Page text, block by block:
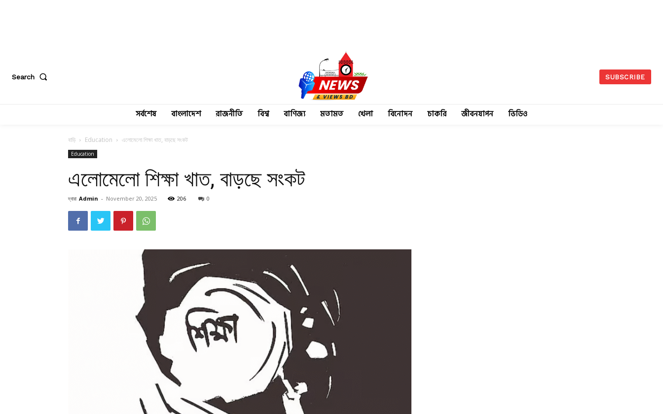
Search SUBSCRIBE
সর্বশেষ বাংলাদেশ রাজনীতি বিশ্ব বাণিজ্য মতামত খেলা বিনোদন চাকরি জীবনযাপন ভিডিও
বাড়ি Education এলোমেলো শিক্ষা খাত, বাড়ছে সংকট
Education
এলোমেলো শিক্ষা খাত, বাড়ছে সংকট
দ্বারা Admin - November 20, 2025 206 0